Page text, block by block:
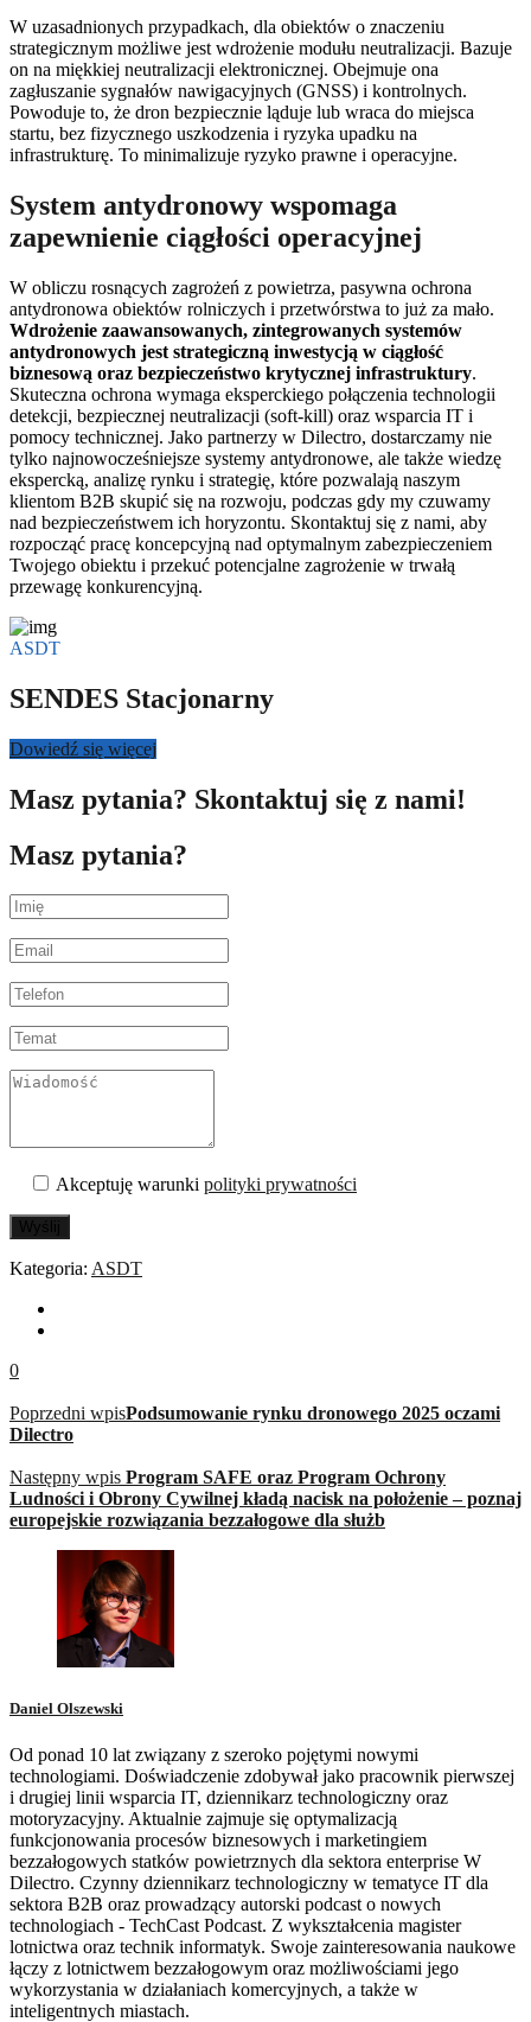
W uzasadnionych przypadkach, dla obiektów o znaczeniu
strategicznym możliwe jest wdrożenie modułu neutralizacji. Bazuje
on na miękkiej neutralizacji elektronicznej. Obejmuje ona
zagłuszanie sygnałów nawigacyjnych (GNSS) i kontrolnych.
Powoduje to, że dron bezpiecznie ląduje lub wraca do miejsca
startu, bez fizycznego uszkodzenia i ryzyka upadku na
infrastrukturę. To minimalizuje ryzyko prawne i operacyjne.
System antydronowy wspomaga
zapewnienie ciągłości operacyjnej
W obliczu rosnących zagrożeń z powietrza, pasywna ochrona
antydronowa obiektów rolniczych i przetwórstwa to już za mało.
Wdrożenie zaawansowanych, zintegrowanych systemów
antydronowych jest strategiczną inwestycją w ciągłość
biznesową oraz bezpieczeństwo krytycznej infrastruktury.
Skuteczna ochrona wymaga eksperckiego połączenia technologii
detekcji, bezpiecznej neutralizacji (soft-kill) oraz wsparcia IT i
pomocy technicznej. Jako partnerzy w Dilectro, dostarczamy nie
tylko najnowocześniejsze systemy antydronowe, ale także wiedzę
ekspercką, analizę rynku i strategię, które pozwalają naszym
klientom B2B skupić się na rozwoju, podczas gdy my czuwamy
nad bezpieczeństwem ich horyzontu. Skontaktuj się z nami, aby
rozpocząć pracę koncepcyjną nad optymalnym zabezpieczeniem
Twojego obiektu i przekuć potencjalne zagrożenie w trwałą
przewagę konkurencyjną.
ASDT
SENDES Stacjonarny
Dowiedź się więcej
Masz pytania? Skontaktuj się z nami!
Masz pytania?
Akceptuję warunki polityki prywatności
Wyślij
Kategoria: ASDT
0
Poprzedni wpisPodsumowanie rynku dronowego 2025 oczami
Dilectro
Następny wpis Program SAFE oraz Program Ochrony
Ludności i Obrony Cywilnej kładą nacisk na położenie – poznaj
europejskie rozwiązania bezzałogowe dla służb
Daniel Olszewski
Od ponad 10 lat związany z szeroko pojętymi nowymi
technologiami. Doświadczenie zdobywał jako pracownik pierwszej
i drugiej linii wsparcia IT, dziennikarz technologiczny oraz
motoryzacyjny. Aktualnie zajmuje się optymalizacją
funkcjonowania procesów biznesowych i marketingiem
bezzałogowych statków powietrznych dla sektora enterprise W
Dilectro. Czynny dziennikarz technologiczny w tematyce IT dla
sektora B2B oraz prowadzący autorski podcast o nowych
technologiach - TechCast Podcast. Z wykształcenia magister
lotnictwa oraz technik informatyk. Swoje zainteresowania naukowe
łączy z lotnictwem bezzałogowym oraz możliwościami jego
wykorzystania w działaniach komercyjnych, a także w
inteligentnych miastach.